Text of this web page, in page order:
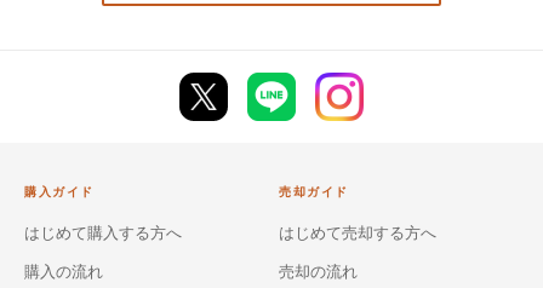
購入ガイド
はじめて購入する方へ
購入の流れ
売却ガイド
はじめて売却する方へ
売却の流れ